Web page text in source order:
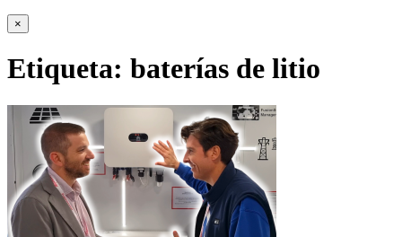
×
Etiqueta: baterías de litio